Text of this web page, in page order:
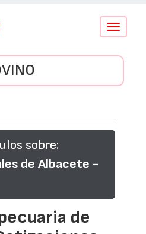
Conmutar
sobre:
de Albacete -
de